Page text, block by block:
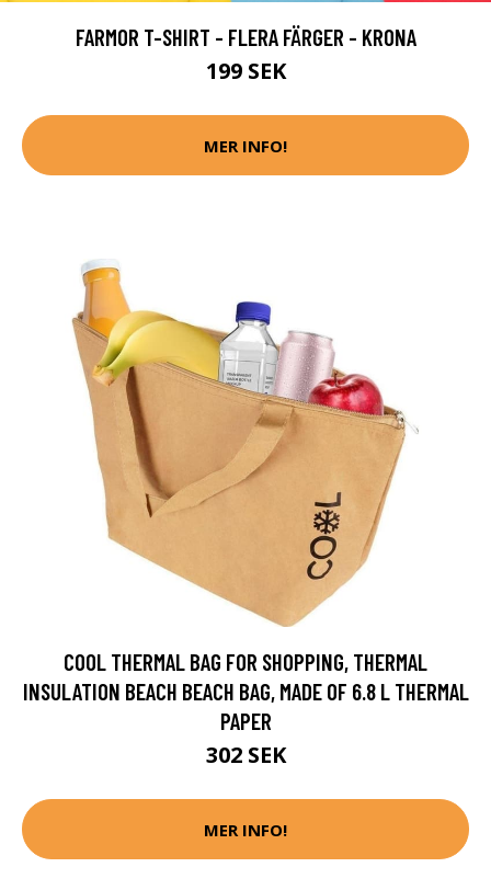
FARMOR T-SHIRT - FLERA FÄRGER - KRONA
199 SEK
MER INFO!
COOL THERMAL BAG FOR SHOPPING, THERMAL
INSULATION BEACH BEACH BAG, MADE OF 6.8 L THERMAL
PAPER
302 SEK
MER INFO!